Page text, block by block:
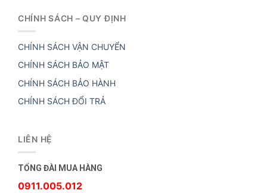
CHÍNH SÁCH – QUY ĐỊNH
CHÍNH SÁCH VẬN CHUYỂN
CHÍNH SÁCH BẢO MẬT
CHÍNH SÁCH BẢO HÀNH
CHÍNH SÁCH ĐỔI TRẢ
LIÊN HỆ
TỔNG ĐÀI MUA HÀNG
0911.005.012